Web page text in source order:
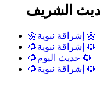
الشريف
🌼إشراقة نبوية 🌼
🌻إشراقة نبوية 🌻
🌻حديث اليوم 🌻
🌻إشراقة نبوية 🌻